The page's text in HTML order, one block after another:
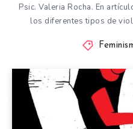
Psic. Valeria Rocha. En
los diferentes tipos de